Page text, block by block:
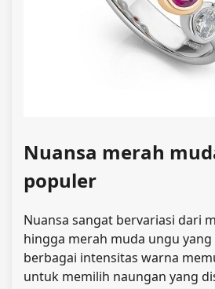
Nuansa merah
populer
Nuansa sangat bervariasi dari
hingga merah muda ungu yang
berbagai intensitas warna
untuk memilih naungan yang